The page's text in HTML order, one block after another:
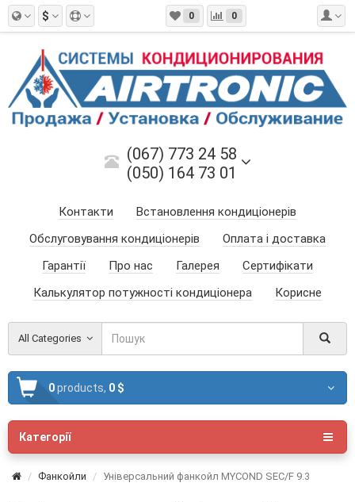
$ 0 0
(067) 773 24 58
(050) 164 73 01
Контакти
Встановлення кондиціонерів
Обслуговування кондиціонерів
Оплата і доставка
Гарантії
Про нас Галерея
Сертифікати
Калькулятор потужності кондиціонера
Корисне
All Categories
0products, 0 $
Категорії
Фанкойли Універсальний фанкойл MYCOND SEC/F 9.3